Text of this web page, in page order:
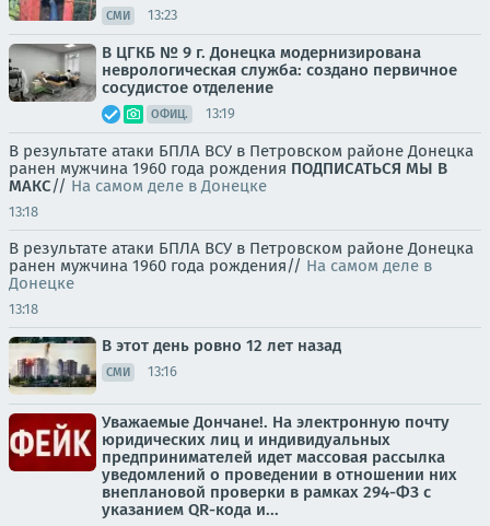
СМИ 13:23
В ЦГКБ № 9 г. Донецка модернизирована
неврологическая служба: создано первичное
сосудистое отделение
ОФИЦ. 13:19
В результате атаки БПЛА ВСУ в Петровском районе Донецка
ранен мужчина 1960 года рождения ПОДПИСАТЬСЯ МЫ В
MAКС// На самом деле в Донецке
13:18
В результате атаки БПЛА ВСУ в Петровском районе Донецка
ранен мужчина 1960 года рождения// На самом деле в
Донецке
13:18
В этот день ровно 12 лет назад
СМИ 13:16
Уважаемые Дончане!. На электронную почту
юридических лиц и индивидуальных
предпринимателей идет массовая рассылка
уведомлений о проведении в отношении них
внеплановой проверки в рамках 294-ФЗ с
указанием QR-кода и...